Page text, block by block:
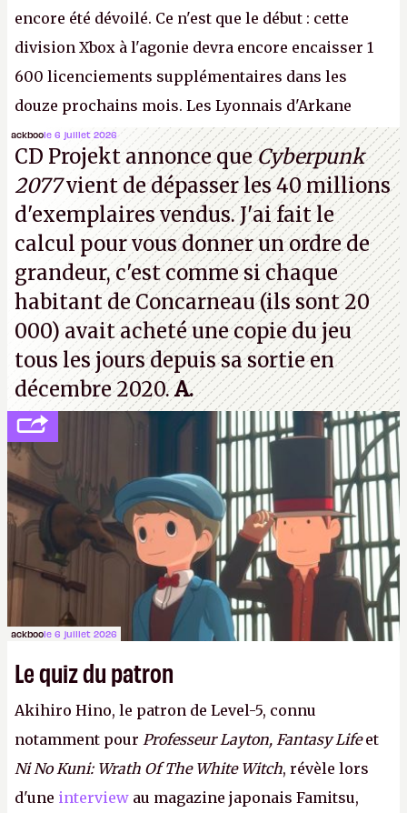
encore été dévoilé. Ce n'est que le début : cette
division Xbox à l'agonie devra encore encaisser 1
600 licenciements supplémentaires dans les
douze prochains mois. Les Lyonnais d'Arkane
(Dishonored, Deathloop) pourraient faire partie des
prochaines victimes, puisque Microsoft a confirmé
vouloir se séparer du studio.A.
ackboole 6 juillet 2026
CD Projekt annonce queCyberpunk
2077vient de dépasser les 40 millions
d'exemplaires vendus. J'ai fait le
calcul pour vous donner un ordre de
grandeur, c'est comme si chaque
habitant de Concarneau (ils sont 20
000) avait acheté une copie du jeu
tous les jours depuis sa sortie en
décembre 2020.A.
ackboole 6 juillet 2026
Le quiz du patron
Akihiro Hino, le patron de Level-5, connu
notamment pour Professeur Layton, Fantasy Lifeet
Ni No Kuni: Wrath Of The White Witch, révèle lors
d'une interview au magazine japonais Famitsu,